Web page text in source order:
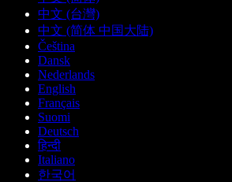
中文 (台灣)
中文 (简体 中国大陆)
Čeština
Dansk
Nederlands
English
Français
Suomi
Deutsch
हिन्दी
Italiano
한국어